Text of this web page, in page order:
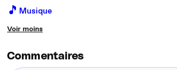
🎵 Musique
Voir moins
Commentaires